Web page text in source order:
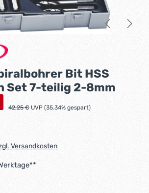
Bit HSS
Set 7-teilig 2-8mm
Regulärer Preis:
42,25 € UVP (35.34% gespart)
Versandkosten